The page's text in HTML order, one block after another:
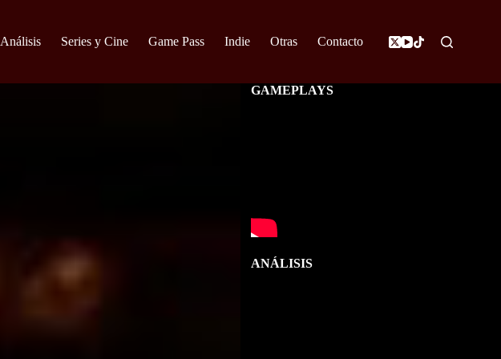
Análisis Series y Cine Game Pass Indie Otras Contacto
GAMEPLAYS
ANÁLISIS